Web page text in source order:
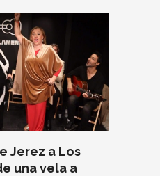
Jerez a Los
una vela a